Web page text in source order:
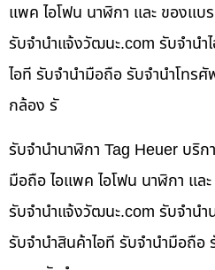
แพค ไอโฟน นาฬิกา และ ของแบ
รับจํานําแจ้งวัฒนะ.com รับจำนำ
ไอที รับจำนำมือถือ รับจำนำโทร
กล้อง รั
รับจำนำนาฬิกา Tag Heuer บริก
มือถือ ไอแพค ไอโฟน นาฬิกา แล
รับจํานําแจ้งวัฒนะ.com รับจำน
รับจำนำสินค้าไอที รับจำนำมือถือ